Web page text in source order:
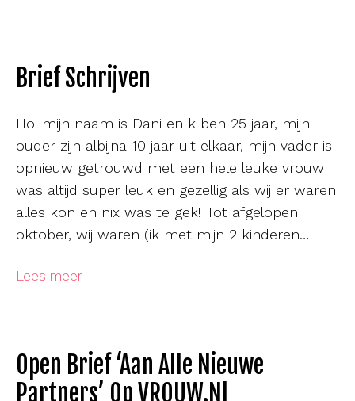
Brief Schrijven
Hoi mijn naam is Dani en k ben 25 jaar, mijn
ouder zijn albijna 10 jaar uit elkaar, mijn vader is
opnieuw getrouwd met een hele leuke vrouw
was altijd super leuk en gezellig als wij er waren
alles kon en nix was te gek! Tot afgelopen
oktober, wij waren (ik met mijn 2 kinderen…
Lees meer
Open Brief ‘Aan Alle Nieuwe
Partners’ Op VROUW.nl